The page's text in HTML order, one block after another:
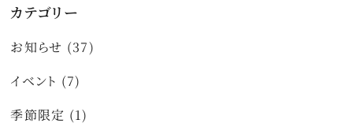
カテゴリー
お知らせ (37)
イベント (7)
季節限定 (1)